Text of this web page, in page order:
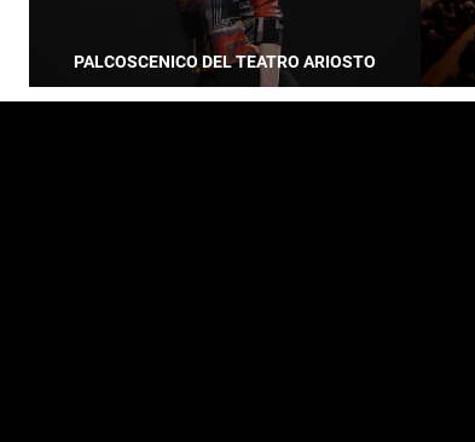
PALCOSCENICO DEL TEATRO ARIOSTO